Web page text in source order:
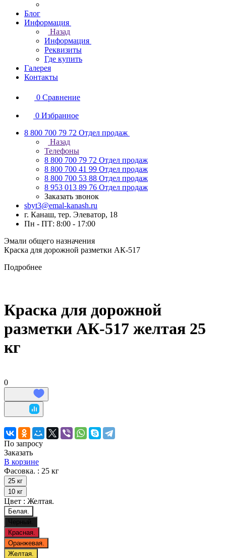
Блог
Информация
Назад
Информация
Реквизиты
Где купить
Галерея
Контакты
0 Сравнение
0 Избранное
8 800 700 79 72 Отдел продаж
Назад
Телефоны
8 800 700 79 72 Отдел продаж
8 800 700 41 99 Отдел продаж
8 800 700 53 88 Отдел продаж
8 953 013 89 76 Отдел продаж
Заказать звонок
sbyt3@emal-kanash.ru
г. Канаш, тер. Элеватор, 18
Пн - ПТ: 8:00 - 17:00
Эмали общего назначения
Краска для дорожной разметки АК-517
Подробнее
Краска для дорожной
разметки АК-517 желтая 25
кг
0
По запросу
Заказать
В корзине
Фасовка. : 25 кг
25 кг
10 кг
Цвет : Желтая.
Белая.
Черный.
Красная.
Оранжевая.
Желтая.